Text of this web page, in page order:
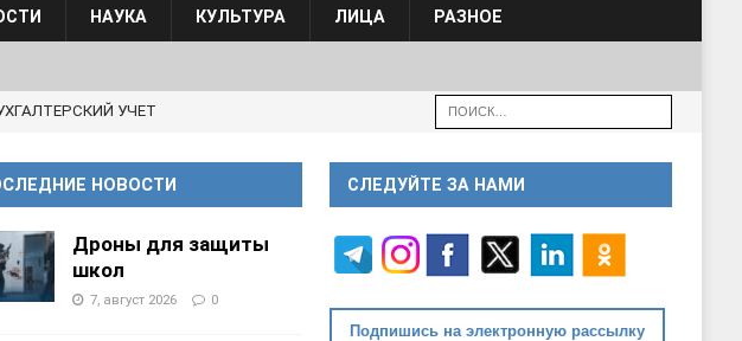
НАУКА КУЛЬТУРА ЛИЦА РАЗНОЕ
УЧЕТ
ШКОЛЫ И
НОВОСТИ
Дроны для защиты
школ
7, август 2026 0
СЛЕДУЙТЕ ЗА НАМИ
Подпишись на электронную рассылку